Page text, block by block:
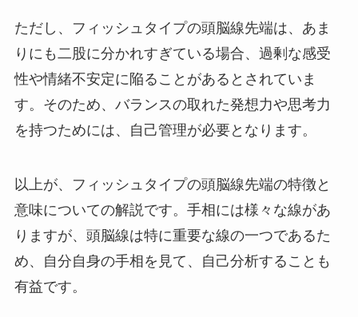
ただし、フィッシュタイプの頭脳線先端は、あま
りにも二股に分かれすぎている場合、過剰な感受
性や情緒不安定に陥ることがあるとされていま
す。そのため、バランスの取れた発想力や思考力
を持つためには、自己管理が必要となります。
以上が、フィッシュタイプの頭脳線先端の特徴と
意味についての解説です。手相には様々な線があ
りますが、頭脳線は特に重要な線の一つであるた
め、自分自身の手相を見て、自己分析することも
有益です。